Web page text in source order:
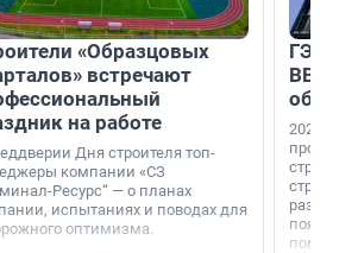
«Образцовых
встречают
на работе
Дня строителя топ-
компании «СЗ
Ресурс“ — о планах
испытаниях и поводах для
оптимизма.
ГЭС,
ВВП: в
об
2026-й —
раз. В